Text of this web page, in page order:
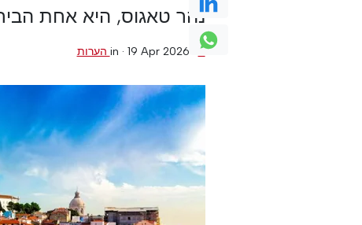
נהר טאגוס, היא אחת
in · 19 Apr 2026 0 הערות